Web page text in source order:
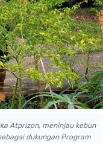
Atprizon, meninjau kebun
dukungan Program